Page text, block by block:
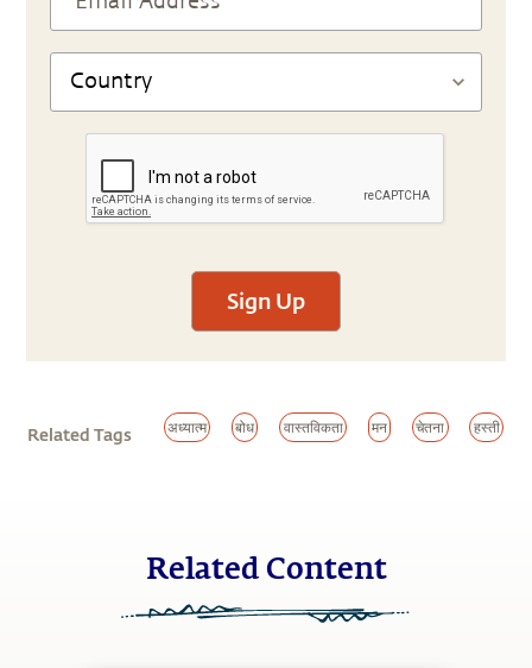
Sign Up
Related Tags अध्यात्म बोध वास्तविकता मन चेतना हस्ती
Related Content